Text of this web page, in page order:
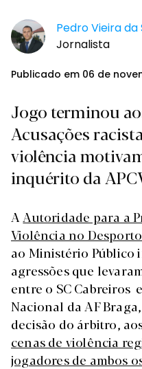
Pedro Vieira da
Jornalista
Publicado em 06 de
Jogo terminou
Acusações
violência
inquérito da
A Autoridade para a
Violência no
ao Ministério Público
agressões que
entre o SC Cabreiros
Nacional da AF
decisão do árbitro,
cenas de violência
jogadores de ambos